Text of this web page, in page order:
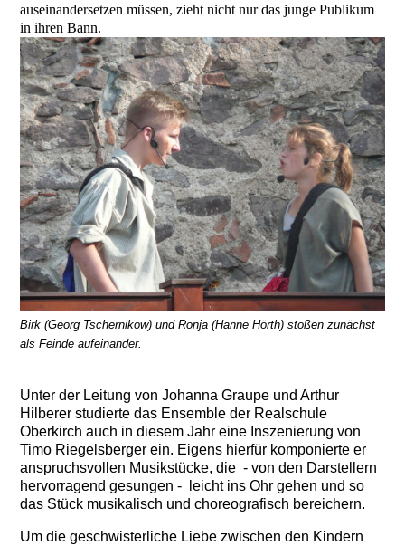
auseinandersetzen müssen, zieht nicht nur das junge Publikum
in ihren Bann.
Birk (Georg Tschernikow) und Ronja (Hanne Hörth) stoßen zunächst
als Feinde aufeinander.
Unter der Leitung von Johanna Graupe und Arthur
Hilberer studierte das Ensemble der Realschule
Oberkirch auch in diesem Jahr eine Inszenierung von
Timo Riegelsberger ein. Eigens hierfür komponierte er
anspruchsvollen Musikstücke, die - von den Darstellern
hervorragend gesungen - leicht ins Ohr gehen und so
das Stück musikalisch und choreografisch bereichern.
Um die geschwisterliche Liebe zwischen den Kindern